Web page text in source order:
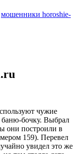
мошенники horoshie-
чужие
баню-бочку. Выбрал
они построили в
159). Перевел
увидел это же